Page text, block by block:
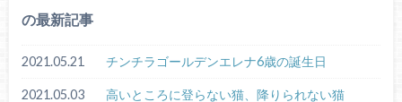
の最新記事
2021.05.21 チンチラゴールデンエレナ6歳の誕生日
2021.05.03 高いところに登らない猫、降りられない猫